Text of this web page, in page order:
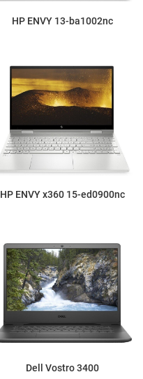
HP ENVY 13-ba1002nc
HP ENVY x360 15-ed0900nc
Dell Vostro 3400